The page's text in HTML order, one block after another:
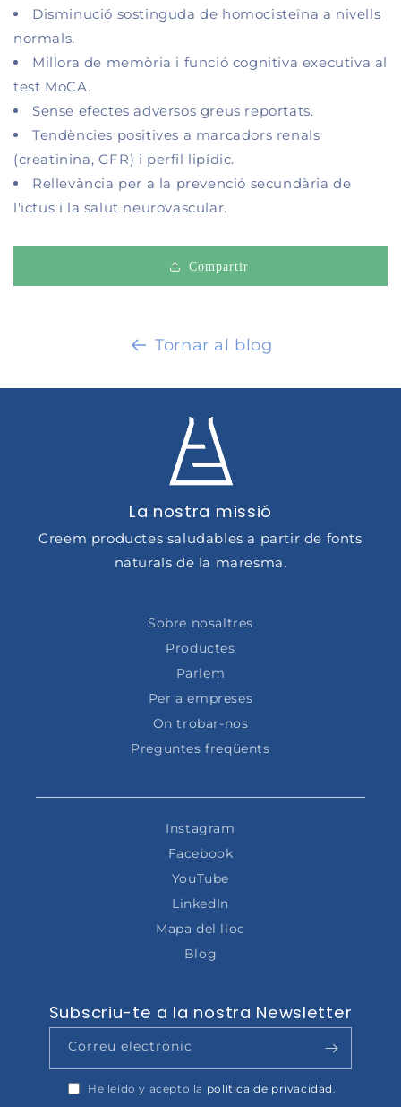
Disminució sostinguda de homocisteïna a nivells
normals.
Millora de memòria i funció cognitiva executiva al
test MoCA.
Sense efectes adversos greus reportats.
Tendències positives a marcadors renals
(creatinina, GFR) i perfil lipídic.
Rellevància per a la prevenció secundària de
l'ictus i la salut neurovascular.
Compartir
Tornar al blog
La nostra missió
Creem productes saludables a partir de fonts
naturals de la maresma.
Sobre nosaltres
Productes
Parlem
Per a empreses
On trobar-nos
Preguntes freqüents
Instagram
Facebook
YouTube
LinkedIn
Mapa del lloc
Blog
Subscriu-te a la nostra Newsletter
Correu electrònic
He leído y acepto la política de privacidad.